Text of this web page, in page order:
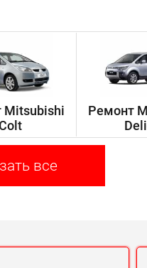
Mitsubishi
Ремонт
все